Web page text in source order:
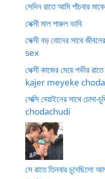
সেদিন রাতে আমি পাঁচবার
সেক্সী মাল পারুল ভাবি
সেক্সী বড় বোনের সাথে
sex
সেক্সী কাজের মেয়ে গভীর
kajer meyeke
সেক্সি বেয়াইনের সাথে
chodachudi
সে রাতে তিনবার